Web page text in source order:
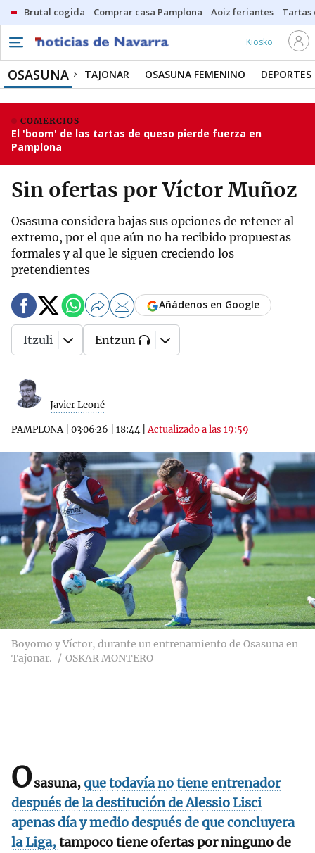
Brutal cogida Comprar casa Pamplona Aoiz feriantes Tartas
Kiosko
OSASUNA TAJONAR OSASUNA FEMENINO DEPORTES
COMERCIOS
El 'boom' de las tartas de queso pierde fuerza en
Pamplona
Sin ofertas por Víctor Muñoz
Osasuna considera bajas sus opciones de retener al
extremo, por el que aún no ha recibido propuestas
formales y al que le siguen creciendo los
pretendientes
Javier Leoné
PAMPLONA| 03·06·26 18:44 |Actualizado a las 19:59
Añádenos en Google
Itzuli Entzun
Boyomo y Víctor, durante un entrenamiento de Osasuna en
Tajonar.
OSKAR MONTERO
Osasuna,que todavía no tiene entrenador
después de la destitución de Alessio Lisci
apenas día y medio después de que concluyera
la Liga,tampoco tiene ofertas por ninguno de